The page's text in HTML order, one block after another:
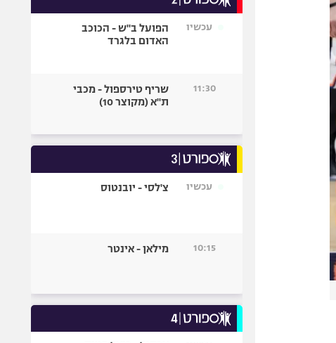
עכשיו
הפועל ב"ש - הכוכב
האדום בלגרד
11:30
שריף טירספול - מכבי
ת"א (מקוצר 10)
עכשיו צ'לסי - יובנטוס
10:15 מילאן - אינטר